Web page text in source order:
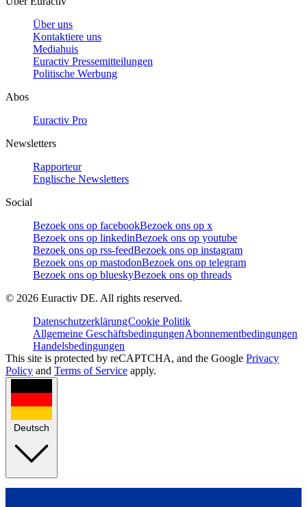
Über uns
Kontaktiere uns
Mediahuis
Euractiv Pressemitteilungen
Politische Werbung
Abos
Euractiv Pro
Newsletters
Rapporteur
Englische Newsletters
Social
Bezoek ons op facebookBezoek ons op x
Bezoek ons op linkedinBezoek ons op youtube
Bezoek ons op rss-feedBezoek ons op instagram
Bezoek ons op mastodonBezoek ons op telegram
Bezoek ons op blueskyBezoek ons op threads
© 2026 Euractiv DE. All rights reserved.
DatenschutzerklärungCookie Politik
Allgemeine GeschäftsbedingungenAbonnementbedingungen
Handelsbedingungen
This site is protected by reCAPTCHA, and the Google Privacy
Policy and Terms of Service apply.
Deutsch